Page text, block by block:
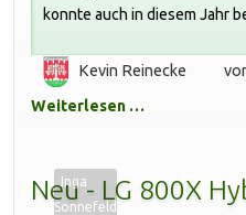
konnte auch in diesem Jahr
starke Konkurrenz aus dem
Kevin Reinecke
Weiterlesen …
Neu - LG 800X
Inga
Sonnefeld